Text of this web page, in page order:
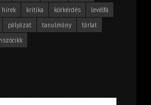
hírek kritika körkérdés
levélfa
pályázat tanulmány
tárlat